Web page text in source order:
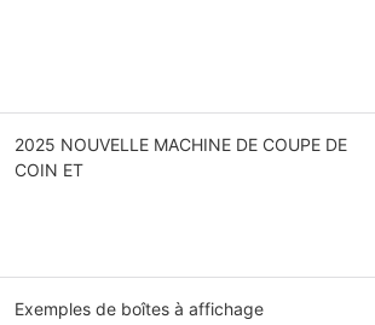
2025 NOUVELLE MACHINE DE COUPE DE
COIN ET
Exemples de boîtes à affichage